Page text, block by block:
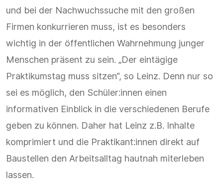
und bei der Nachwuchssuche mit den großen
Firmen konkurrieren muss, ist es besonders
wichtig in der öffentlichen Wahrnehmung junger
Menschen präsent zu sein. „Der eintägige
Praktikumstag muss sitzen“, so Leinz. Denn nur so
sei es möglich, den Schüler:innen einen
informativen Einblick in die verschiedenen Berufe
geben zu können. Daher hat Leinz z.B. Inhalte
komprimiert und die Praktikant:innen direkt auf
Baustellen den Arbeitsalltag hautnah miterleben
lassen.